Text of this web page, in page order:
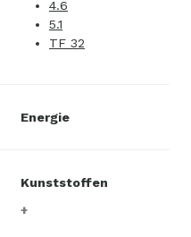
4.6
5.1
TF 32
Energie
Kunststoffen